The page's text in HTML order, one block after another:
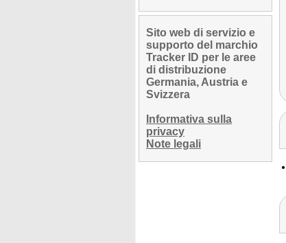
Sito web di servizio e
supporto del marchio
Tracker ID per le aree
di distribuzione
Germania, Austria e
Svizzera
Informativa sulla
privacy
Note legali